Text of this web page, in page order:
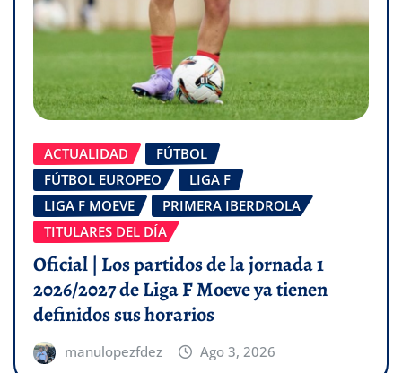
ACTUALIDAD
FÚTBOL
FÚTBOL EUROPEO
LIGA F
LIGA F MOEVE
PRIMERA IBERDROLA
TITULARES DEL DÍA
Oficial | Los partidos de la jornada 1
2026/2027 de Liga F Moeve ya tienen
definidos sus horarios
manulopezfdez Ago 3, 2026